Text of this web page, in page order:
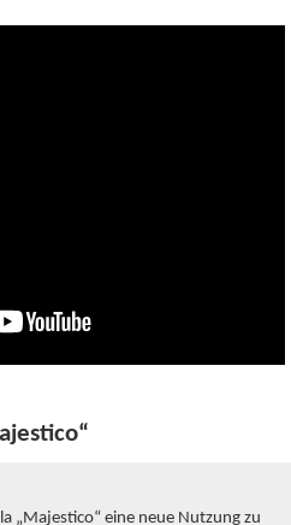
„Majestico“ eine neue Nutzung zu